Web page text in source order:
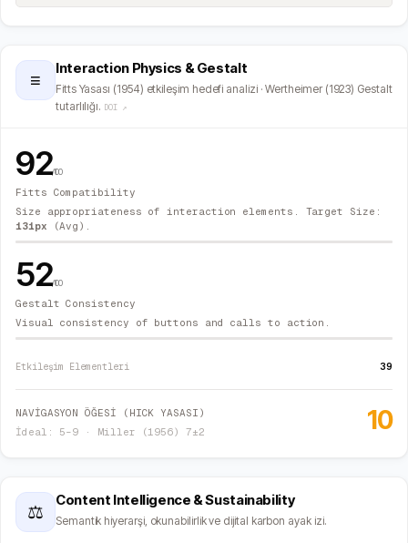
≡
Interaction Physics & Gestalt
Fitts Yasası (1954) etkileşim hedefi analizi · Wertheimer (1923) Gestalt
tutarlılığı. DOI ↗
92/100
Fitts Compatibility
Size appropriateness of interaction elements. Target Size:
131px (Avg).
52/100
Gestalt Consistency
Visual consistency of buttons and calls to action.
Etkileşim Elementleri 39
NAVİGASYON ÖĞESİ (HICK YASASI)
İdeal: 5–9 · Miller (1956) 7±2
10
⚖
Content Intelligence & Sustainability
Semantik hiyerarşi, okunabilirlik ve dijital karbon ayak izi.